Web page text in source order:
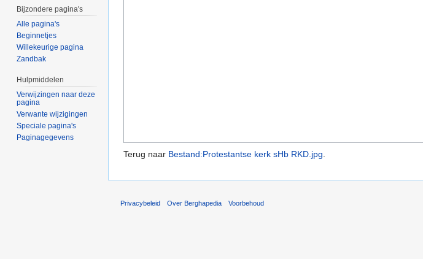
Terug naar Bestand:Protestantse kerk sHb RKD.jpg.
Bijzondere pagina's
Alle pagina's
Beginnetjes
Willekeurige pagina
Zandbak
Hulpmiddelen
Verwijzingen naar deze
pagina
Verwante wijzigingen
Speciale pagina's
Paginagegevens
Privacybeleid Over Berghapedia Voorbehoud